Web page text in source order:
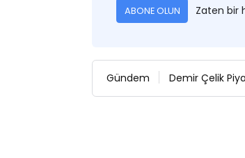
ABONE OLUN Zaten bir
Gündem Demir Çelik